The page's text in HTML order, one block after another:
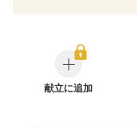
糖尿病性腎症（第２期）
CKD（ステージ１）
CKD（ステージ３a）
献立に追加